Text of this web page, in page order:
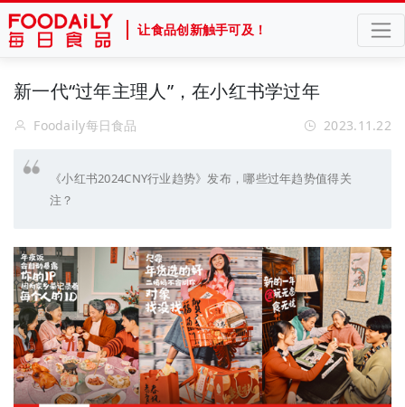
让食品创新触手可及！
新一代“过年主理人”，在小红书学过年
Foodaily每日食品 2023.11.22
《小红书2024CNY行业趋势》发布，哪些过年趋势值得关
注？